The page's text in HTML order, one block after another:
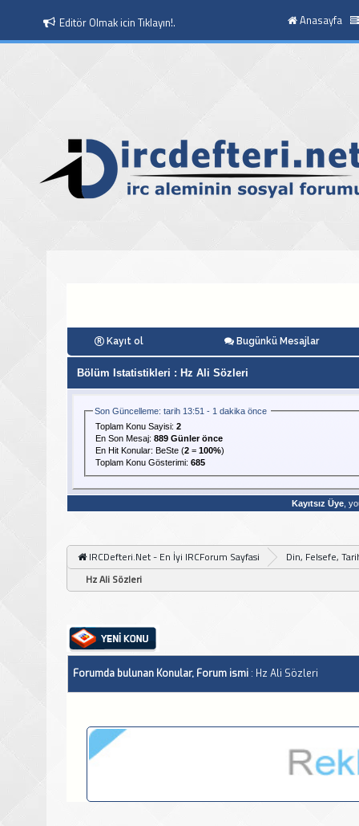
Editör Olmak icin Tıklayın!. Anasayfa
Kayıt ol Bugünkü Mesajlar
Bölüm Istatistikleri : Hz Ali Sözleri
Son Güncelleme: tarih 13:51 - 1 dakika önce
Toplam Konu Sayisi: 2
En Son Mesaj: 889 Günler önce
En Hit Konular: BeSte (2 = 100%)
Toplam Konu Gösterimi: 685
Kayıtsız Üye,
IRCDefteri.Net - En İyi IRCForum Sayfasi
Din, Felsefe,
Hz Ali Sözleri
Forumda bulunan Konular, Forum ismi : Hz Ali Sözleri